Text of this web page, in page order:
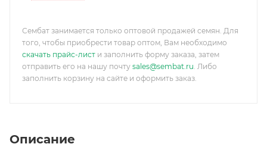
Сембат занимается только оптовой продажей семян. Для
того, чтобы приобрести товар оптом, Вам необходимо
скачать прайс-лист и заполнить форму заказа, затем
отправить его на нашу почту sales@sembat.ru. Либо
заполнить корзину на сайте и оформить заказ.
Описание